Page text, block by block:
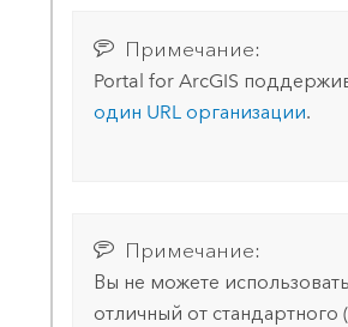
Примечание:
Portal for ArcGIS
один URL организации.
Примечание:
Вы не можете
отличный от стандартного